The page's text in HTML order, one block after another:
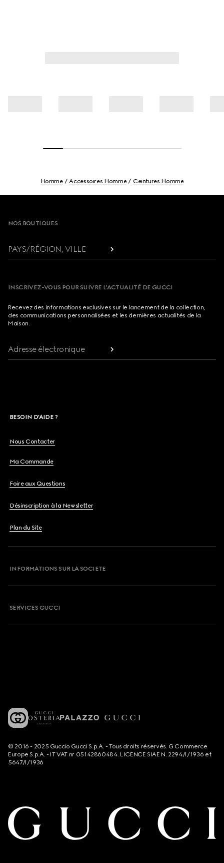
Homme Accessoires Homme Ceintures Homme
NOS BOUTIQUES
PAYS/RÉGION, VILLE
INSCRIVEZ-VOUS POUR SUIVRE L’ACTUALITÉ DE GUCCI
Recevez des informations exclusives sur le lancement de la collection,
des communications personnalisées et les dernières actualités de la
Maison.
Adresse électronique
BESOIN D'AIDE ?
Nous Contacter
Ma Commande
Foire aux Questions
Désinscription à la Newsletter
Plan du Site
INFORMATIONS SUR LA SOCIETE
SERVICES GUCCI
© 2016 - 2025 Guccio Gucci S.p.A. - Tous droits réservés. G Commerce
Europe S.p.A. - IT VAT nr 05142860484. LICENCE SIAE N. 2294/I/1936 et
5647/I/1936